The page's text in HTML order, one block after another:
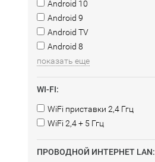
Android 10
Android 9
Android TV
Android 8
показать еще
WI-FI:
WiFi приставки 2,4 Ггц
WiFi 2,4 + 5 Ггц
ПРОВОДНОЙ ИНТЕРНЕТ LAN: